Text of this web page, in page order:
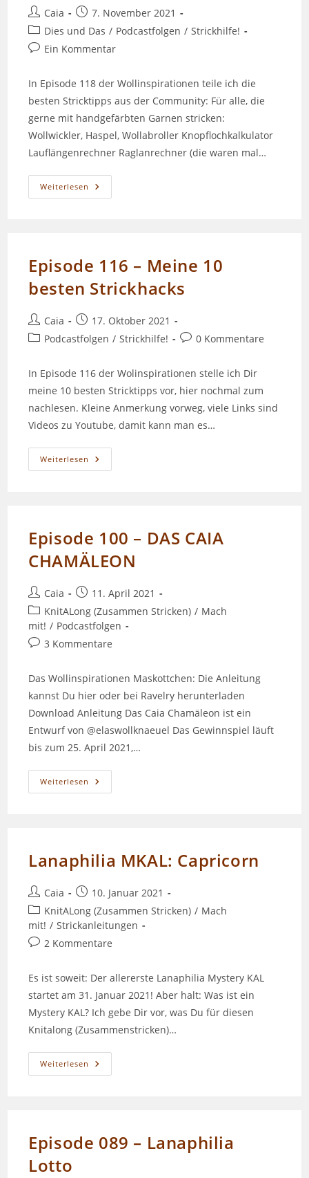
Beitrags-
Autor:
Caia
Beitrag
veröffentlicht:
7. November 2021
Beitrags-
Kategorie:
Dies und Das / Podcastfolgen / Strickhilfe!
Beitrags-
Ein Kommentar
In Episode 118 der Wollinspirationen teile ich die
besten Stricktipps aus der Community: Für alle, die
gerne mit handgefärbten Garnen stricken:
Wollwickler, Haspel, Wollabroller Knopflochkalkulator
Lauflängenrechner Raglanrechner (die waren mal…
Weiterlesen Eure
Besten
Episode 116 – Meine 10
besten Strickhacks
Beitrags-
Autor:
Caia
Beitrag
veröffentlicht:
17. Oktober 2021
Beitrags-
Podcastfolgen / Strickhilfe!
Beitrags-
0 Kommentare
In Episode 116 der Wolinspirationen stelle ich Dir
meine 10 besten Stricktipps vor, hier nochmal zum
nachlesen. Kleine Anmerkung vorweg, viele Links sind
Videos zu Youtube, damit kann man es…
Weiterlesen Episode
116
Episode 100 – DAS CAIA
CHAMÄLEON
Beitrags-
Autor:
Caia
Beitrag
veröffentlicht:
11. April 2021
Beitrags-
Kategorie:
KnitALong (Zusammen Stricken) / Mach
mit! / Podcastfolgen
Beitrags-
3 Kommentare
Das Wollinspirationen Maskottchen: Die Anleitung
kannst Du hier oder bei Ravelry herunterladen
Download Anleitung Das Caia Chamäleon ist ein
Entwurf von @elaswollknaeuel Das Gewinnspiel läuft
bis zum 25. April 2021,…
Weiterlesen Episode
100
Lanaphilia MKAL: Capricorn
Beitrags-
Autor:
Caia
Beitrag
veröffentlicht:
10. Januar 2021
Beitrags-
Kategorie:
KnitALong (Zusammen Stricken) / Mach
mit! / Strickanleitungen
Beitrags-
2 Kommentare
Es ist soweit: Der allererste Lanaphilia Mystery KAL
startet am 31. Januar 2021! Aber halt: Was ist ein
Mystery KAL? Ich gebe Dir vor, was Du für diesen
Knitalong (Zusammenstricken)…
Weiterlesen Lanaphilia
MKAL:
Episode 089 – Lanaphilia
Lotto